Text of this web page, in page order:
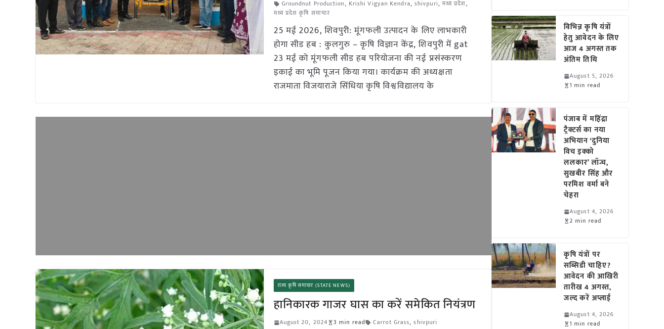
Groundnut Production, Krishi Vigyan Kendra, shivpuri, मध्य प्रदेश,
मध्य प्रदेश कृषि समाचार
25 मई 2026, शिवपुरी: मूंगफली उत्पादन के लिए लाभकारी
होगा सीड हब : कुलगुरु – कृषि विज्ञान केंद्र, शिवपुरी में gat
23 मई को मूंगफली सीड हब परियोजना की नई प्रसंस्करण
इकाई का भूमि पूजन किया गया। कार्यक्रम की अध्यक्षता
राजमाता विजयाराजे सिंधिया कृषि विश्वविद्यालय के
राज्य कृषि समाचार (STATE NEWS)
हानिकारक गाजर घास का करें समेकित नियंत्रण
August 20, 2024 3 min read Carrot Grass,shivpuri
विभिन्न कृषि यंत्रों
हेतु आवेदन के लिए
आज 4 अगस्त तक
अंतिम तिथि
August 5, 2026
1 min read
पंजाब में महिंद्रा
ट्रैक्टर्स का नया
अभियान ‘दुनिया
विच इक्को
ललकार’ लॉन्च,
सुखबीर सिंह और
परमिश वर्मा बने
चेहरा
August 4, 2026
2 min read
कृषि यंत्रों पर
सब्सिडी चाहिए?
आवेदन की आखिरी
तारीख 4 अगस्त,
जल्द करें अप्लाई
August 4, 2026
1 min read